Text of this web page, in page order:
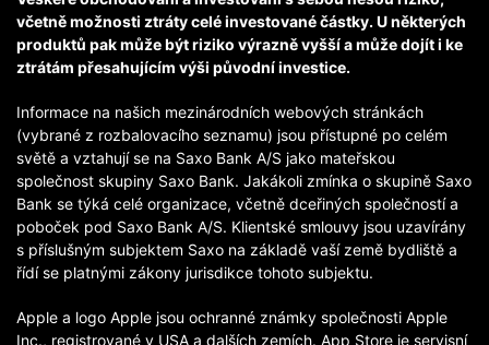
včetně možnosti ztráty celé investované částky. U některých
produktů pak může být riziko výrazně vyšší a může dojít i ke
ztrátám přesahujícím výši původní investice.
Informace na našich mezinárodních webových stránkách
(vybrané z rozbalovacího seznamu) jsou přístupné po celém
světě a vztahují se na Saxo Bank A/S jako mateřskou
společnost skupiny Saxo Bank. Jakákoli zmínka o skupině Saxo
Bank se týká celé organizace, včetně dceřiných společností a
poboček pod Saxo Bank A/S. Klientské smlouvy jsou uzavírány
s příslušným subjektem Saxo na základě vaší země bydliště a
řídí se platnými zákony jurisdikce tohoto subjektu.
Apple a logo Apple jsou ochranné známky společnosti Apple
Inc., registrované v USA a dalších zemích. App Store je servisní